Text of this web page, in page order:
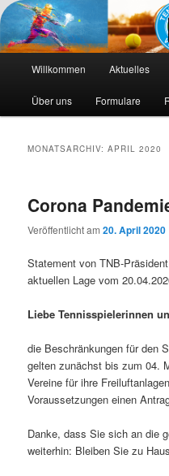
Tennis-Vehrte
Die Webseite des Tennisclub
Zum
primären
Zum
sekundären
Willkommen Aktuelles
Über uns Formulare
MONATSARCHIV:APRIL 2020
Corona
Veröffentlicht am20. April 2020
Statement von TNB-
aktuellen Lage vom
Liebe Tennisspielerinnen
die Beschränkungen für den
gelten zunächst bis zum 04.
Vereine für ihre
Voraussetzungen einen
Danke, dass Sie sich an die
weiterhin: Bleiben Sie zu